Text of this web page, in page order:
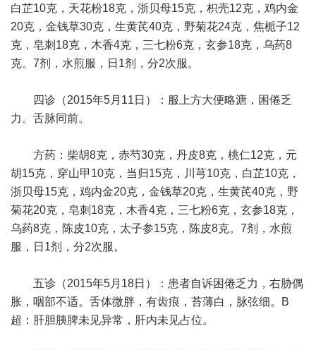
白芷10克，天花粉18克，浙贝母15克，枳壳12克，鸡内金
20克，金钱草30克，生黄芪40克，野菊花24克，焦栀子12
克，皂刺18克，木香4克，三七粉6克，玄参18克，乌药8
克。7剂，水煎服，日1剂，分2次服。
四诊（2015年5月11日）：服上方大便略溏，困倦乏
力。舌脉同前。
方药：柴胡8克，赤芍30克，丹皮8克，桃仁12克，元
胡15克，穿山甲10克，当归15克，川芎10克，白芷10克，
浙贝母15克，鸡内金20克，金钱草20克，生黄芪40克，野
菊花20克，皂刺18克，木香4克，三七粉6克，玄参18克，
乌药8克，陈皮10克，太子参15克，陈皮8克。7剂，水煎
服，日1剂，分2次服。
五诊（2015年5月18日）：患者自诉困倦乏力，右胁偶
胀，咽部不适。舌体微胖，有齿痕，苔薄白，脉弦细。B
超：肝胆胰脾未见异常，肝内未见占位。